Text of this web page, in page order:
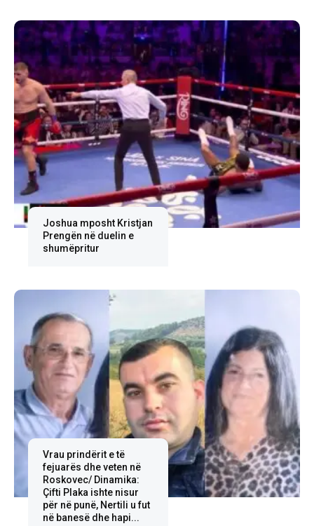
Joshua mposht Kristjan
Prengën në duelin e
shumëpritur
Vrau prindërit e të
fejuarës dhe veten në
Roskovec/ Dinamika:
Çifti Plaka ishte nisur
për në punë, Nertili u fut
në banesë dhe hapi...